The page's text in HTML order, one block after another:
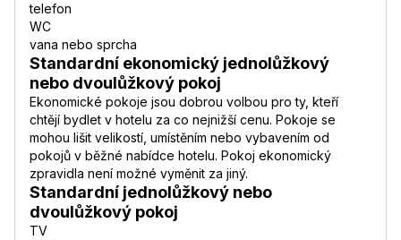
telefon
WC
vana nebo sprcha
Standardní ekonomický jednolůžkový
nebo dvoulůžkový pokoj
Ekonomické pokoje jsou dobrou volbou pro ty, kteří
chtějí bydlet v hotelu za co nejnižší cenu. Pokoje se
mohou lišit velikostí, umístěním nebo vybavením od
pokojů v běžné nabídce hotelu. Pokoj ekonomický
zpravidla není možné vyměnit za jiný.
Standardní jednolůžkový nebo
dvoulůžkový pokoj
TV